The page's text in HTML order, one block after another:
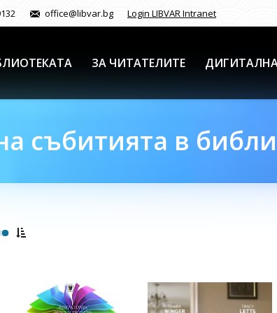
office@libvar.bg Login LIBVAR Intranet
ЗА ЧИТАТЕЛИТЕ
събитията в